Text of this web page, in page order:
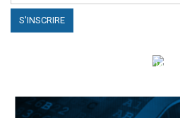
النفاذ إلى المعلومة